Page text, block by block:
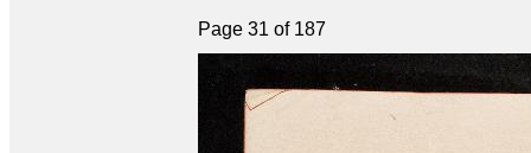
Page 31 of 187